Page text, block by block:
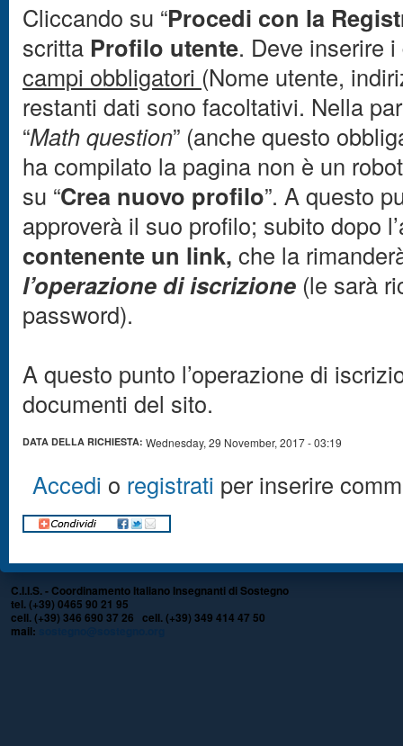
Cliccando su “Procedi con la
scritta Profilo utente. Deve inserire
campi obbligatori (Nome utente,
restanti dati sono facoltativi. Nella
“Math question” (anche questo
ha compilato la pagina non è un
su “Crea nuovo profilo”. A questo
approverà il suo profilo; subito dopo
contenente un link, che la
l’operazione di iscrizione (le sarà
password).
A questo punto l’operazione di
documenti del sito.
DATA DELLA RICHIESTA: Wednesday, 29 November, 2017 - 03:19
Accedi o registrati per inserire
C.I.I.S. - Coordinamento Italiano Insegnanti di Sostegno
tel. (+39) 0465 90 21 95
cell. (+39) 346 690 37 26 cell. (+39) 349 414 47 50
mail: